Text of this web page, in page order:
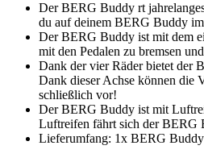
Der BERG Buddy rt
du auf deinem BERG Buddy
Der BERG Buddy ist mit dem
mit den Pedalen zu bremsen
Dank der vier Räder bietet der
Dank dieser Achse können die
schließlich vor!
Der BERG Buddy ist mit
Luftreifen fährt sich der BERG
Lieferumfang: 1x BERG